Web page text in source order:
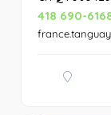
418 690-